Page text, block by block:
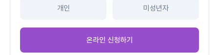
개인 미성년자
온라인 신청하기